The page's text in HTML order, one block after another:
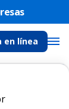
en línea